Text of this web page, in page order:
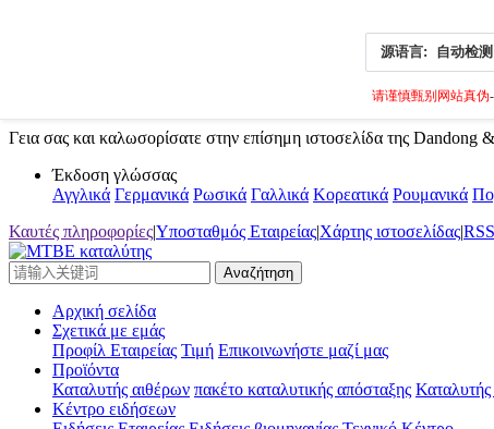
源语言: 自动检测
请谨慎甄别网站真伪